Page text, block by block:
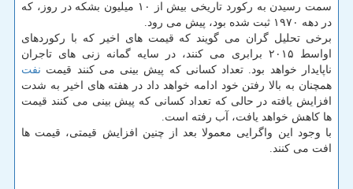
سمت رسیدن به ركورد تاریخی بیش از ۱۰ میلیون بشكه در روز، كه
در دهه ۱۹۷۰ ثبت شده بود، پیش می رود.
برخی تحلیل گران می گویند كه قیمت های اخیر كه با ركوردهای
اواسط ۲۰۱۵ برابری می كنند، در سایه گمانه زنی های تاجران
ناپایدار خواهد بود. تعداد كسانی كه پیش بینی می كنند قیمت نفت
همچنان به بالا رفتن خود ادامه خواهد داد در هفته های اخیر به شدت
افزایش یافته در حالی كه تعداد كسانی كه پیش بینی می كنند قیمت
ها كاهش خواهد یافت، آب رفته است.
با وجود این واگرایی معمولا بعد از چنین افزایش قیمتی، قیمت ها
افت می كنند.